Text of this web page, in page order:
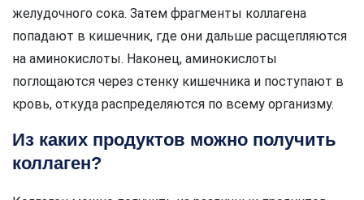
желудочного сока. Затем фрагменты коллагена
попадают в кишечник, где они дальше расщепляются
на аминокислоты. Наконец, аминокислоты
поглощаются через стенку кишечника и поступают в
кровь, откуда распределяются по всему организму.
Из каких продуктов можно получить
коллаген?